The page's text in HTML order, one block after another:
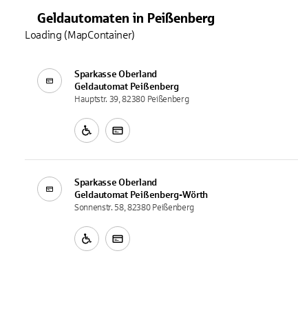
Geldautomaten in Peißenberg
Sparkasse Oberland
Geldautomat Peißenberg
Hauptstr. 39, 82380 Peißenberg
Sparkasse Oberland
Geldautomat Peißenberg-Wörth
Sonnenstr. 58, 82380 Peißenberg
Loading (MapContainer)